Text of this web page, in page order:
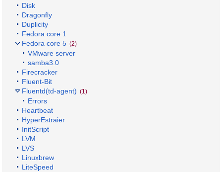
Disk
Dragonfly
Duplicity
Fedora core 1
Fedora core 5 (2)
VMware server
samba3.0
Firecracker
Fluent-Bit
Fluentd(td-agent) (1)
Errors
Heartbeat
HyperEstraier
InitScript
LVM
LVS
Linuxbrew
LiteSpeed